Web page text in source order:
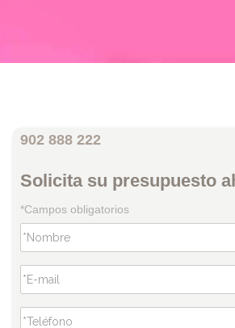
902 888 222
Solicita su presupuesto
*Campos obligatorios